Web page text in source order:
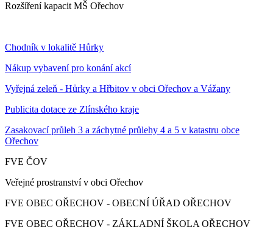
Rozšíření kapacit MŠ Ořechov
Chodník v lokalitě Hůrky
Nákup vybavení pro konání akcí
Vyřejná zeleň - Hůrky a Hřbitov v obci Ořechov a Vážany
Publicita dotace ze Zlínského kraje
Zasakovací průleh 3 a záchytné průlehy 4 a 5 v katastru obce
Ořechov
FVE ČOV
Veřejné prostranství v obci Ořechov
FVE OBEC OŘECHOV - OBECNÍ ÚŘAD OŘECHOV
FVE OBEC OŘECHOV - ZÁKLADNÍ ŠKOLA OŘECHOV